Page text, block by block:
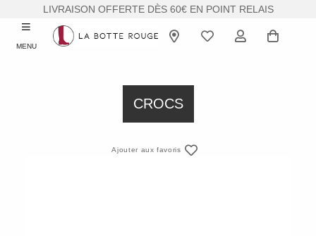
LIVRAISON OFFERTE DÈS 60€ EN POINT RELAIS
MENU
CROCS
Ajouter aux favoris